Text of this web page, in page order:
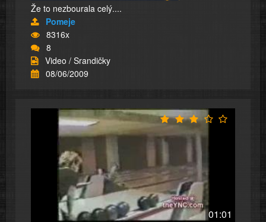
Že to nezbourala celý....
Pomeje
8316x
8
Video / Srandičky
08/06/2009
01:01